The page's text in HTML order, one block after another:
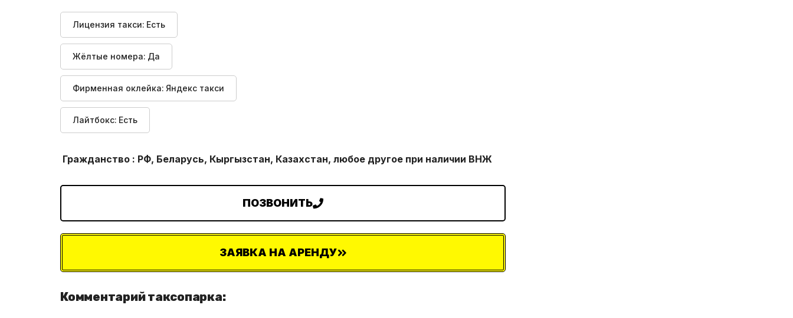
Лицензия такси: Есть
Жёлтые номера: Да
Фирменная оклейка: Яндекс такси
Лайтбокс: Есть
Гражданство : РФ, Беларусь, Кыргызстан, Казахстан, любое другое при наличии ВНЖ
ПОЗВОНИТЬ
ЗАЯВКА НА АРЕНДУ
Комментарий таксопарка: